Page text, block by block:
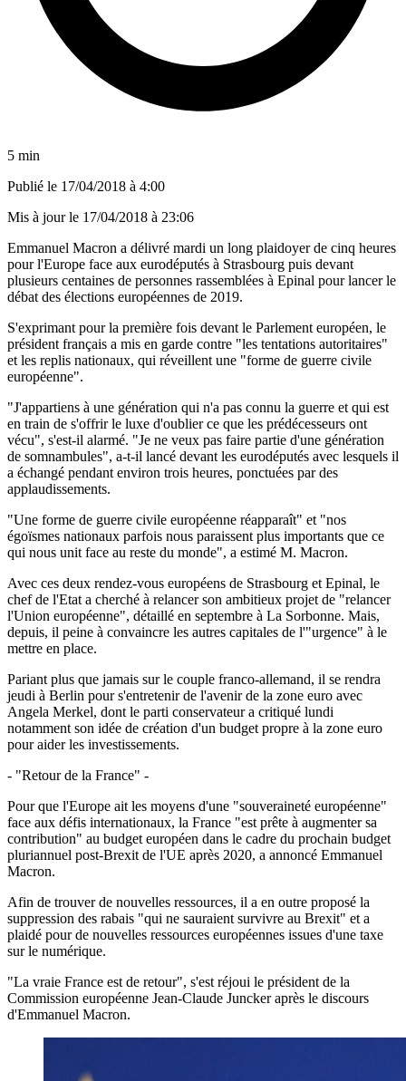
5 min
Publié le 17/04/2018 à 4:00
Mis à jour le 17/04/2018 à 23:06
Emmanuel Macron a délivré mardi un long plaidoyer de cinq heures
pour l'Europe face aux eurodéputés à Strasbourg puis devant
plusieurs centaines de personnes rassemblées à Epinal pour lancer le
débat des élections européennes de 2019.
S'exprimant pour la première fois devant le Parlement européen, le
président français a mis en garde contre "les tentations autoritaires"
et les replis nationaux, qui réveillent une "forme de guerre civile
européenne".
"J'appartiens à une génération qui n'a pas connu la guerre et qui est
en train de s'offrir le luxe d'oublier ce que les prédécesseurs ont
vécu", s'est-il alarmé. "Je ne veux pas faire partie d'une génération
de somnambules", a-t-il lancé devant les eurodéputés avec lesquels il
a échangé pendant environ trois heures, ponctuées par des
applaudissements.
"Une forme de guerre civile européenne réapparaît" et "nos
égoïsmes nationaux parfois nous paraissent plus importants que ce
qui nous unit face au reste du monde", a estimé M. Macron.
Avec ces deux rendez-vous européens de Strasbourg et Epinal, le
chef de l'Etat a cherché à relancer son ambitieux projet de "relancer
l'Union européenne", détaillé en septembre à La Sorbonne. Mais,
depuis, il peine à convaincre les autres capitales de l'"urgence" à le
mettre en place.
Pariant plus que jamais sur le couple franco-allemand, il se rendra
jeudi à Berlin pour s'entretenir de l'avenir de la zone euro avec
Angela Merkel, dont le parti conservateur a critiqué lundi
notamment son idée de création d'un budget propre à la zone euro
pour aider les investissements.
- "Retour de la France" -
Pour que l'Europe ait les moyens d'une "souveraineté européenne"
face aux défis internationaux, la France "est prête à augmenter sa
contribution" au budget européen dans le cadre du prochain budget
pluriannuel post-Brexit de l'UE après 2020, a annoncé Emmanuel
Macron.
Afin de trouver de nouvelles ressources, il a en outre proposé la
suppression des rabais "qui ne sauraient survivre au Brexit" et a
plaidé pour de nouvelles ressources européennes issues d'une taxe
sur le numérique.
"La vraie France est de retour", s'est réjoui le président de la
Commission européenne Jean-Claude Juncker après le discours
d'Emmanuel Macron.